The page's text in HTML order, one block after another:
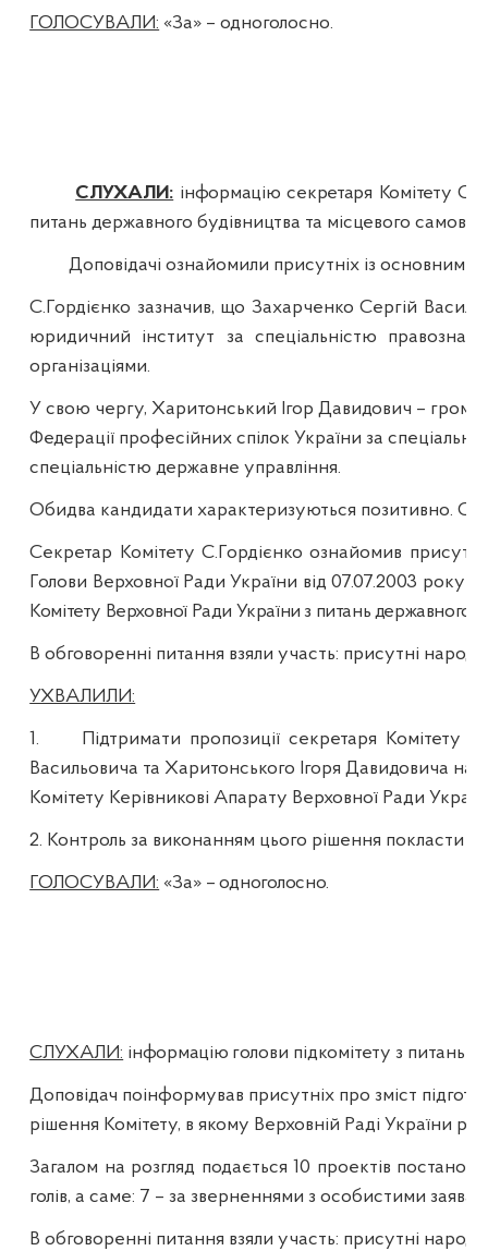
ГОЛОСУВАЛИ: «За» – одноголосно.
СЛУХАЛИ: інформацію секретаря Комітету
питань державного будівництва та місцевого
Доповідачі ознайомили присутніх із основними
С.Гордієнко зазначив, що Захарченко Сергій
юридичний інститут за спеціальністю
організаціями.
У свою чергу,Харитонський Ігор Давидович –
Федерації професійних спілок України за
спеціальністю державне управління.
Обидва кандидати характеризуються позитивно.
Секретар Комітету С.Гордієнко ознайомив
Голови Верховної Ради України від 07.07.2003 року
Комітету Верховної Ради України з питань державного
В обговоренні питання взяли участь: присутні
УХВАЛИЛИ:
1.
Підтримати пропозиції секретаря Комітету
Васильовича таХаритонського Ігоря Давидовича на
Комітету Керівникові Апарату Верховної Ради
2. Контроль за виконанням цього рішення покласти
ГОЛОСУВАЛИ: «За» – одноголосно.
СЛУХАЛИ: інформацію голови підкомітету з питань
Доповідач поінформував присутніх про зміст
рішення Комітету, в якому Верховній Раді України
Загалом на розгляд подається10 проектів
голів, а саме: 7 – за зверненнями з особистими
В обговоренні питання взяли участь: присутні